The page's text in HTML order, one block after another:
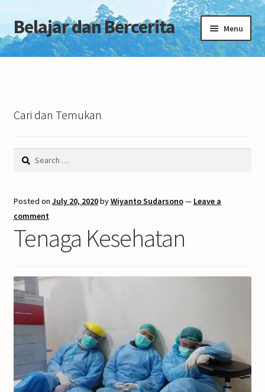
Skip
to
navigation
Skip
to
Belajar dan Bercerita Menu
Home
Cari dan Temukan
Search
Posted on July 20, 2020byWiyanto Sudarsono— Leave a
comment
Tenaga Kesehatan